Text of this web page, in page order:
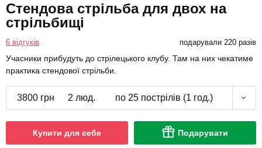
Стендова стрільба для двох на
стрільбищі
6 відгуків подарували 220 разів
Учасники прибудуть до стрілецького клубу. Там на них чекатиме
практика стендової стрільби.
3800 грн 2 люд. по 25 пострілів (1 год.)
Купити для себе Подарувати